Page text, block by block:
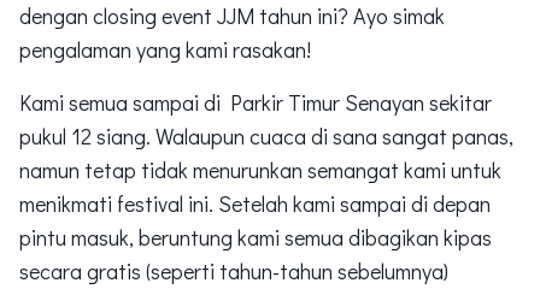
dengan closing event JJM tahun ini? Ayo simak
pengalaman yang kami rasakan!
Kami semua sampai di Parkir Timur Senayan sekitar
pukul 12 siang. Walaupun cuaca di sana sangat panas,
namun tetap tidak menurunkan semangat kami untuk
menikmati festival ini. Setelah kami sampai di depan
pintu masuk, beruntung kami semua dibagikan kipas
secara gratis (seperti tahun-tahun sebelumnya)